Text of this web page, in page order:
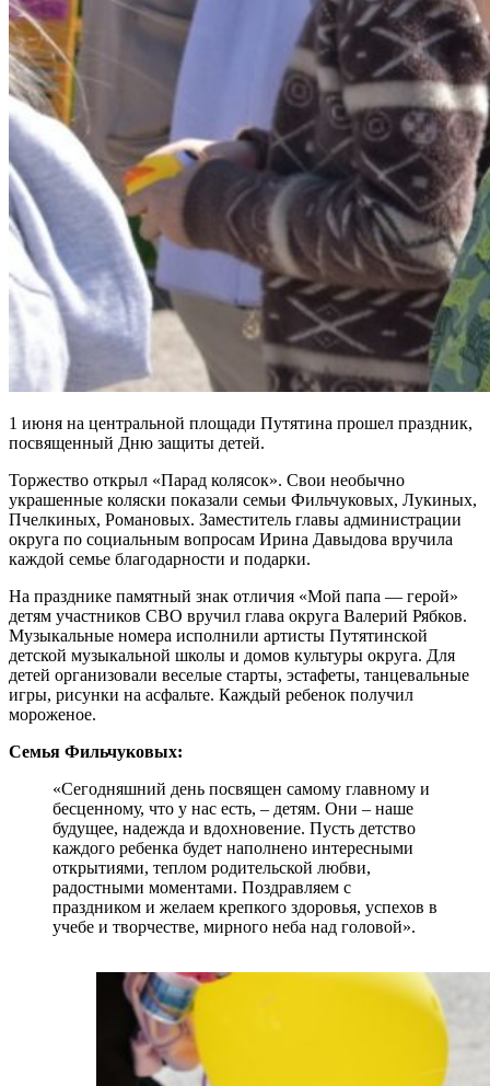
1 июня на центральной площади Путятина прошел праздник,
посвященный Дню защиты детей.
Торжество открыл «Парад колясок». Свои необычно
украшенные коляски показали семьи Фильчуковых, Лукиных,
Пчелкиных, Романовых. Заместитель главы администрации
округа по социальным вопросам Ирина Давыдова вручила
каждой семье благодарности и подарки.
На празднике памятный знак отличия «Мой папа — герой»
детям участников СВО вручил глава округа Валерий Рябков.
Музыкальные номера исполнили артисты Путятинской
детской музыкальной школы и домов культуры округа. Для
детей организовали веселые старты, эстафеты, танцевальные
игры, рисунки на асфальте. Каждый ребенок получил
мороженое.
Семья Фильчуковых:
«Сегодняшний день посвящен самому главному и
бесценному, что у нас есть, – детям. Они – наше
будущее, надежда и вдохновение. Пусть детство
каждого ребенка будет наполнено интересными
открытиями, теплом родительской любви,
радостными моментами. Поздравляем с
праздником и желаем крепкого здоровья, успехов в
учебе и творчестве, мирного неба над головой».